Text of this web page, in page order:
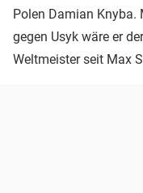
Polen Damian
gegen Usyk wäre er
Weltmeister seit Max